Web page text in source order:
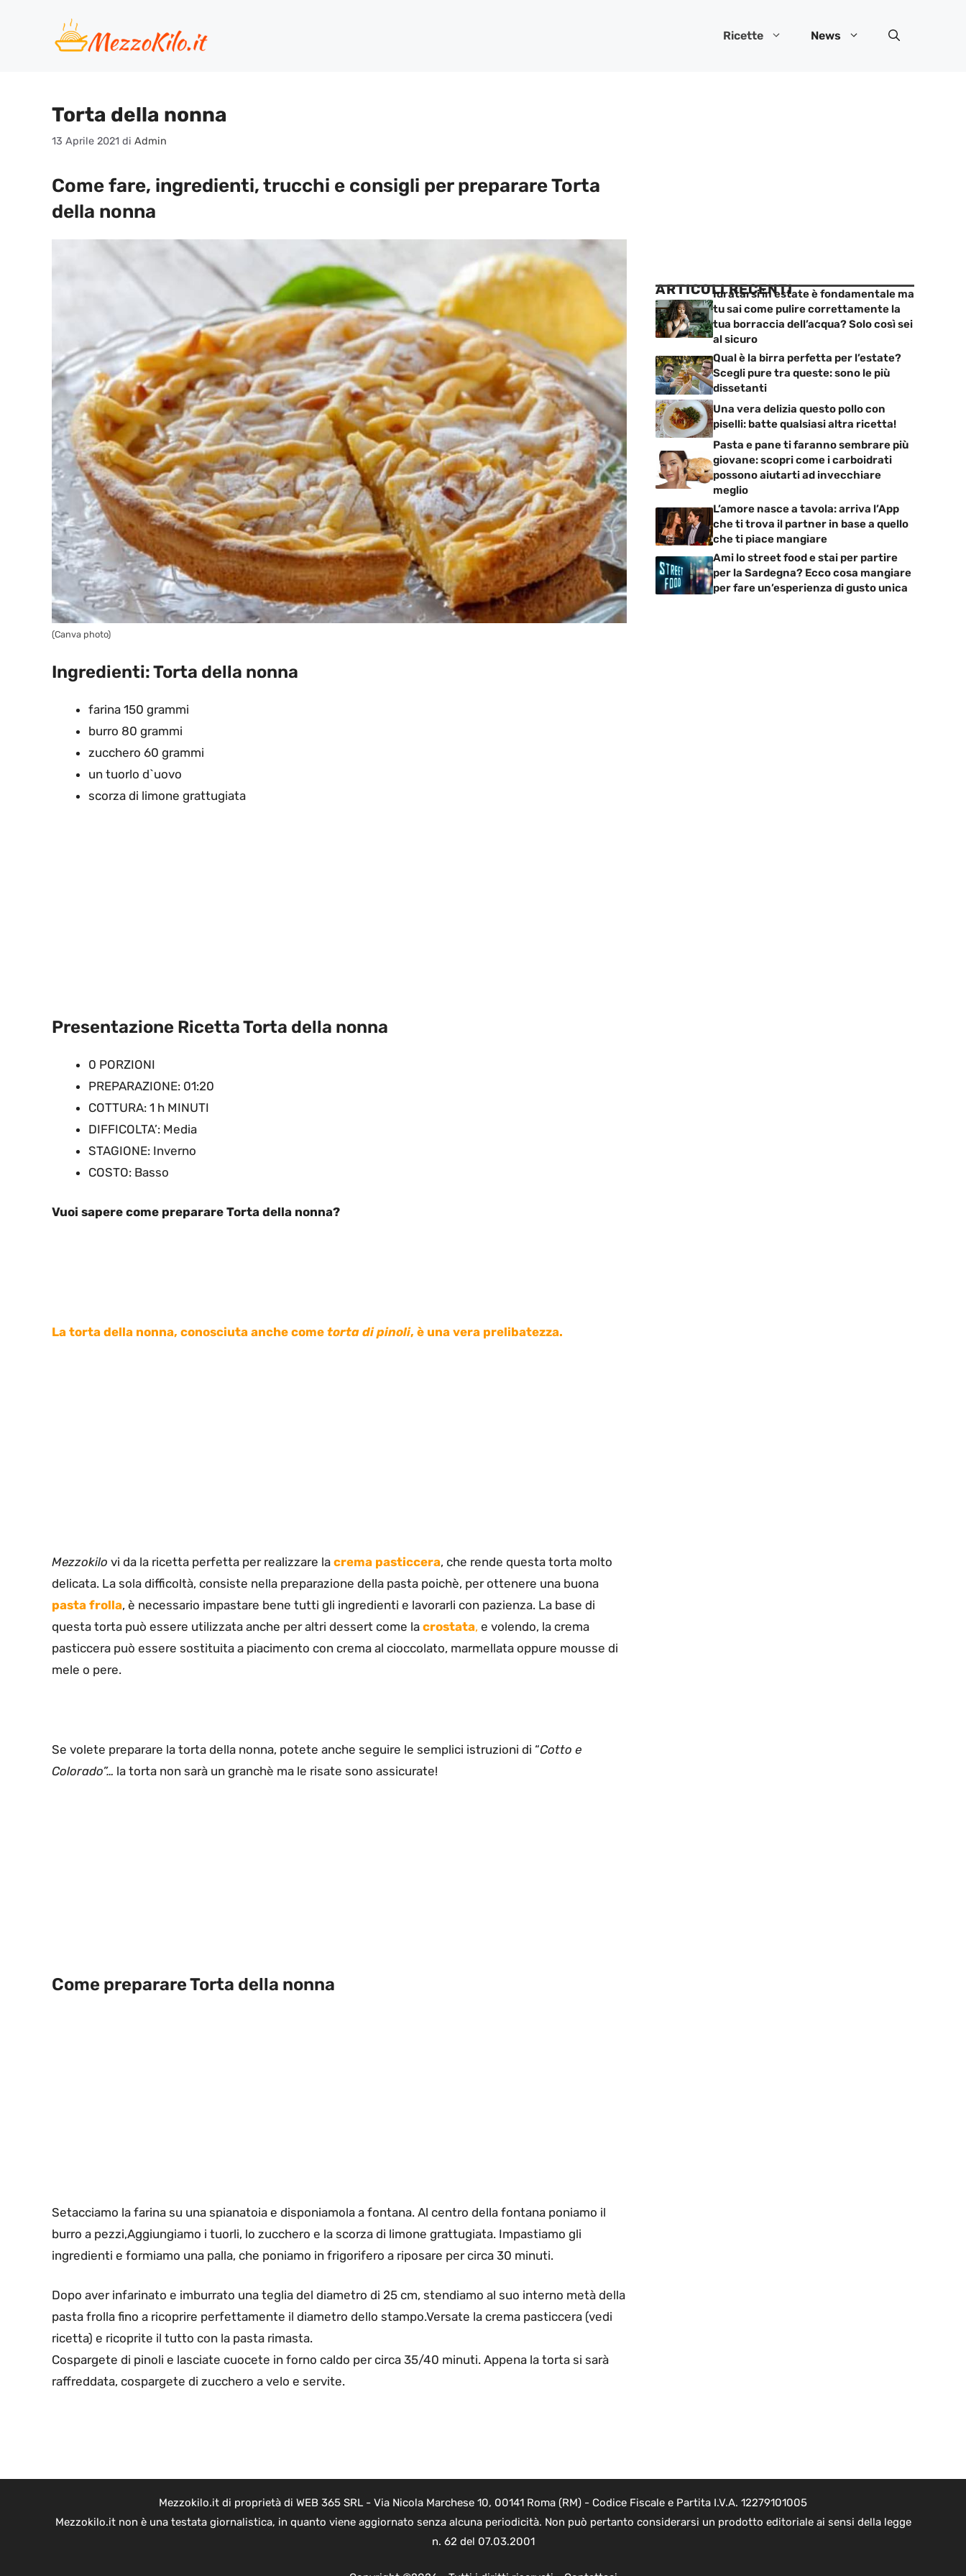
contenuto
Ricette News
Torta della nonna
13 Aprile 2021 di Admin
Come fare, ingredienti, trucchi e consigli per preparare Torta
della nonna
(Canva photo)
Ingredienti: Torta della nonna
farina 150 grammi
burro 80 grammi
zucchero 60 grammi
un tuorlo d`uovo
scorza di limone grattugiata
Presentazione Ricetta Torta della nonna
0 PORZIONI
PREPARAZIONE: 01:20
COTTURA: 1 h MINUTI
DIFFICOLTA’: Media
STAGIONE: Inverno
COSTO: Basso
Vuoi sapere come preparare Torta della nonna?
La torta della nonna, conosciuta anche come torta di pinoli, è una vera prelibatezza.
Mezzokilo vi da la ricetta perfetta per realizzare la crema pasticcera, che rende questa torta molto
delicata. La sola difficoltà, consiste nella preparazione della pasta poichè, per ottenere una buona
pasta frolla, è necessario impastare bene tutti gli ingredienti e lavorarli con pazienza. La base di
questa torta può essere utilizzata anche per altri dessert come la crostata, e volendo, la crema
pasticcera può essere sostituita a piacimento con crema al cioccolato, marmellata oppure mousse di
mele o pere.
Se volete preparare la torta della nonna, potete anche seguire le semplici istruzioni di “Cotto e
Colorado”… la torta non sarà un granchè ma le risate sono assicurate!
Come preparare Torta della nonna
Setacciamo la farina su una spianatoia e disponiamola a fontana. Al centro della fontana poniamo il
burro a pezzi,Aggiungiamo i tuorli, lo zucchero e la scorza di limone grattugiata. Impastiamo gli
ingredienti e formiamo una palla, che poniamo in frigorifero a riposare per circa 30 minuti.
Dopo aver infarinato e imburrato una teglia del diametro di 25 cm, stendiamo al suo interno metà della
pasta frolla fino a ricoprire perfettamente il diametro dello stampo.Versate la crema pasticcera (vedi
ricetta) e ricoprite il tutto con la pasta rimasta.
Cospargete di pinoli e lasciate cuocete in forno caldo per circa 35/40 minuti. Appena la torta si sarà
raffreddata, cospargete di zucchero a velo e servite.
ARTICOLI RECENTI
Idratarsi in estate è fondamentale ma
tu sai come pulire correttamente la
tua borraccia dell’acqua? Solo così sei
al sicuro
Qual è la birra perfetta per l’estate?
Scegli pure tra queste: sono le più
dissetanti
Una vera delizia questo pollo con
piselli: batte qualsiasi altra ricetta!
Pasta e pane ti faranno sembrare più
giovane: scopri come i carboidrati
possono aiutarti ad invecchiare
meglio
L’amore nasce a tavola: arriva l’App
che ti trova il partner in base a quello
che ti piace mangiare
Ami lo street food e stai per partire
per la Sardegna? Ecco cosa mangiare
per fare un’esperienza di gusto unica
Mezzokilo.it di proprietà di WEB 365 SRL - Via Nicola Marchese 10, 00141 Roma (RM) - Codice Fiscale e Partita I.V.A. 12279101005
Mezzokilo.it non è una testata giornalistica, in quanto viene aggiornato senza alcuna periodicità. Non può pertanto considerarsi un prodotto editoriale ai sensi della legge
n. 62 del 07.03.2001